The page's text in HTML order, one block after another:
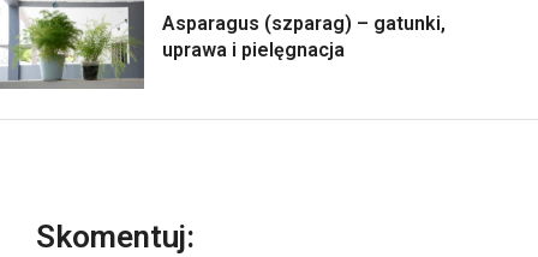
Asparagus (szparag) – gatunki,
uprawa i pielęgnacja
Skomentuj: